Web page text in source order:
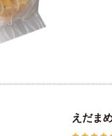
えだま